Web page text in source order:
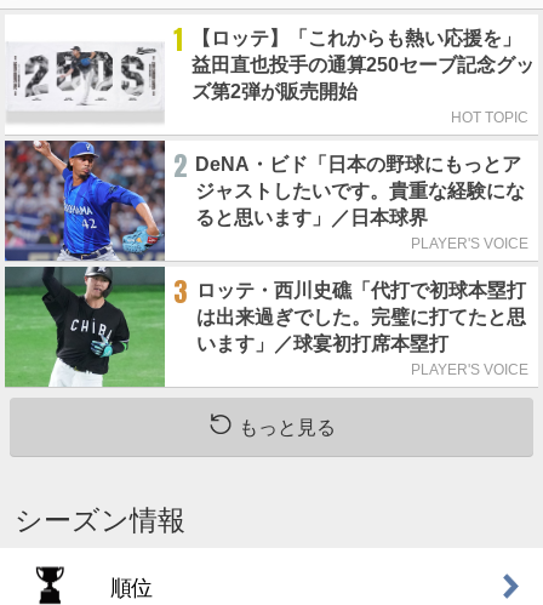
1
【ロッテ】「これからも熱い応援を」
益田直也投手の通算250セーブ記念グッ
ズ第2弾が販売開始
HOT TOPIC
2 DeNA・ビド「日本の野球にもっとア
ジャストしたいです。貴重な経験にな
ると思います」／日本球界
PLAYER'S VOICE
3
ロッテ・西川史礁「代打で初球本塁打
は出来過ぎでした。完璧に打てたと思
います」／球宴初打席本塁打
PLAYER'S VOICE
もっと見る
シーズン情報
順位